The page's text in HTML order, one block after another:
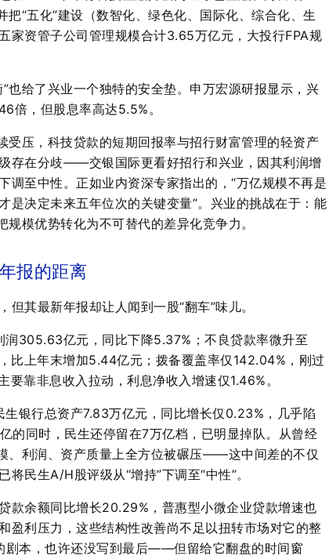
把“五化”建设（数智化、绿色化、国际化、综合化、生
家资管子公司管理规模合计3.65万亿元，大投行FPA规
也给了兴业一个独特的安全垫。申万宏源研报显示，兴
倍，但股息率高达5.5%。
受压，科技贷款的短期回报率与招行财富管理的轻资产
存在分歧——交银国际更看好招行和兴业，因其利润增
调至中性 。正如业内资深专家指出的，“万亿规模不再是
决定未来五年位次的关键变量”。兴业的挑战在于：能
模优势转化为不可替代的差异化竞争力。
报的距离
其最新年报却让人闻到一股“翻车”味儿。
305.63亿元，同比下降5.37%；不良贷款率微升至
比上年末增加5.44亿元；拨备覆盖率仅142.04%，刚过
要靠非息收入拉动，利息净收入增速仅1.46%。
银行总资产7.83万亿元，同比增长仅0.23%，几乎陷
的同时，民生还停留在7万亿档，已明显掉队 。从曾经
、利润、资产质量上全方位被碾压——这中间差的不仅
将民生A/H股评级从“增持”下调至“中性”。
款余额同比增长20.29%，普惠型小微企业贷款增速也
盈利压力，这些结构性改善尚不足以扭转市场对它的整
剧本，也许还没写到最后——但留给它翻盘的时间窗